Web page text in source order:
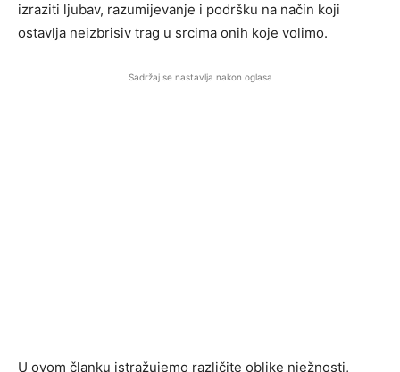
izraziti ljubav, razumijevanje i podršku na način koji
ostavlja neizbrisiv trag u srcima onih koje volimo.
Sadržaj se nastavlja nakon oglasa
U ovom članku istražujemo različite oblike nježnosti,